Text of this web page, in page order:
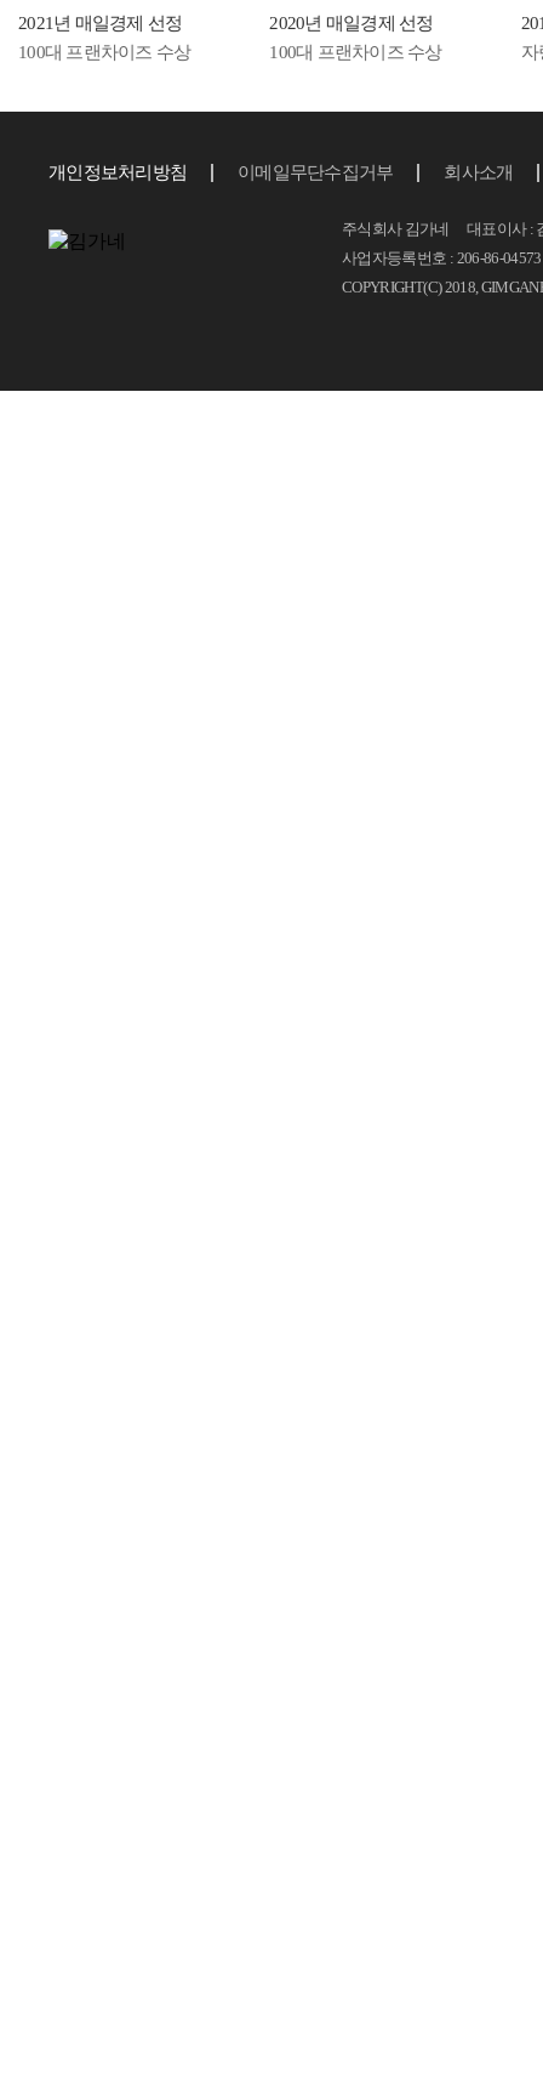
2021년 매일경제 선정
100대 프랜차이즈 수상
2020년 매일경제 선정
100대 프랜차이즈 수상
자
개인정보처리방침 이메일무단수집거부 회사소개
주식회사 김가네 대표이사 :
사업자등록번호 : 206-86-
COPYRIGHT(C) 2018,